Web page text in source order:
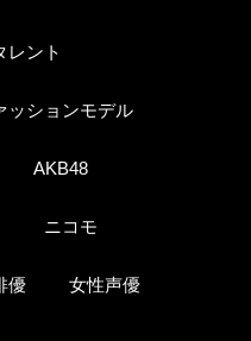
レント
ッションモデル
AKB48
ニコモ
優 女性声優